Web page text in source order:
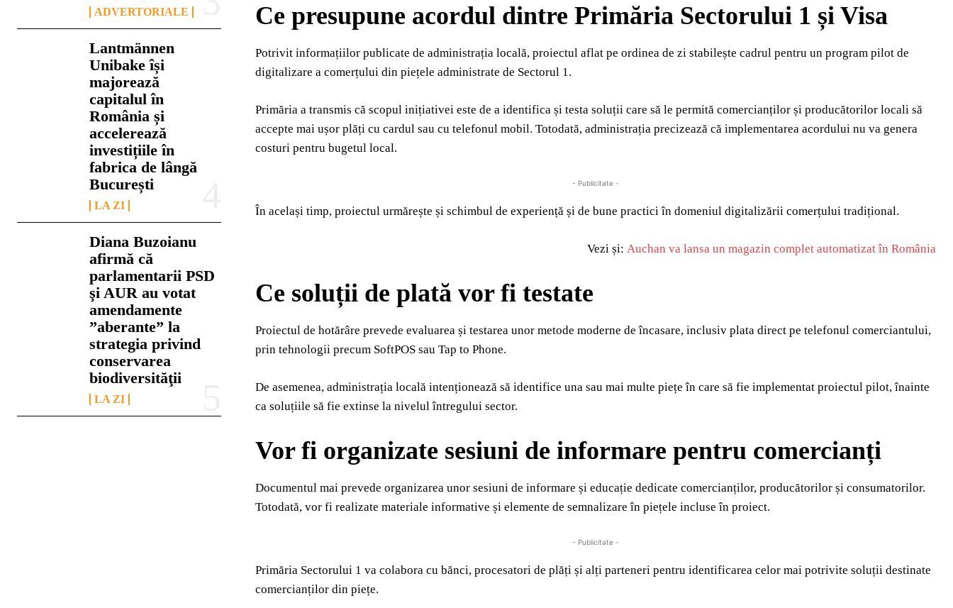
ADVERTORIALE
Lantmännen
Unibake își
majorează
capitalul în
România și
accelerează
investițiile în
fabrica de lângă
București
LA ZI
Diana Buzoianu
afirmă că
parlamentarii PSD
şi AUR au votat
amendamente
”aberante” la
strategia privind
conservarea
biodiversităţii
LA ZI
Ce presupune acordul dintre Primăria Sectorului 1 și Visa
Potrivit informațiilor publicate de administrația locală, proiectul aflat pe ordinea de zi stabilește cadrul pentru un program pilot de
digitalizare a comerțului din piețele administrate de Sectorul 1.
Primăria a transmis că scopul inițiativei este de a identifica și testa soluții care să le permită comercianților și producătorilor locali să
accepte mai ușor plăți cu cardul sau cu telefonul mobil. Totodată, administrația precizează că implementarea acordului nu va genera
costuri pentru bugetul local.
- Publicitate -
În același timp, proiectul urmărește și schimbul de experiență și de bune practici în domeniul digitalizării comerțului tradițional.
Vezi și: Auchan va lansa un magazin complet automatizat în România
Ce soluții de plată vor fi testate
Proiectul de hotărâre prevede evaluarea și testarea unor metode moderne de încasare, inclusiv plata direct pe telefonul comerciantului,
prin tehnologii precum SoftPOS sau Tap to Phone.
De asemenea, administrația locală intenționează să identifice una sau mai multe piețe în care să fie implementat proiectul pilot, înainte
ca soluțiile să fie extinse la nivelul întregului sector.
Vor fi organizate sesiuni de informare pentru comercianți
Documentul mai prevede organizarea unor sesiuni de informare și educație dedicate comercianților, producătorilor și consumatorilor.
Totodată, vor fi realizate materiale informative și elemente de semnalizare în piețele incluse în proiect.
- Publicitate -
Primăria Sectorului 1 va colabora cu bănci, procesatori de plăți și alți parteneri pentru identificarea celor mai potrivite soluții destinate
comercianților din piețe.